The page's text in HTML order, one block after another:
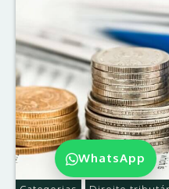
WhatsApp